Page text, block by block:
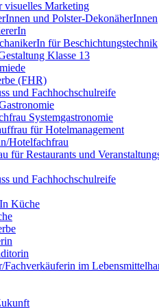
visuelles Marketing
und Polster-DekonäherInnen
für Beschichtungstechnik
Klasse 13
(FHR)
und Fachhochschulreife
Systemgastronomie
für Hotelmanagement
Hotelfachfrau
für Restaurants und
und Fachhochschulreife
Küche
Fachverkäuferin im